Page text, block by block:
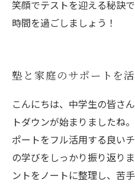
笑顔でテストを迎える秘訣
時間を過ごしましょう！
塾と家庭のサポートを
こんにちは、中学生の皆さ
トダウンが始まりましたね
ポートをフル活用する良い
の学びをしっかり振り返り
ントをノートに整理し、苦